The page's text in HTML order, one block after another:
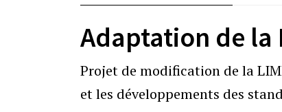
Adaptation de la
Projet de modification de la
et les développements des